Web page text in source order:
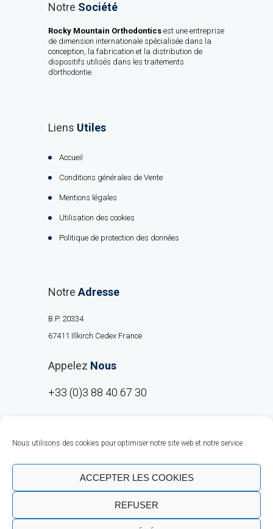
Nous utilisons des cookies pour optimiser notre site web et notre service.
ACCEPTER LES COOKIES
REFUSER
Notre Société
Rocky Mountain Orthodontics est une entreprise
de dimension internationale spécialisée dans la
conception, la fabrication et la distribution de
dispositifs utilisés dans les traitements
d’orthodontie.
Liens Utiles
Accueil
Conditions générales de Vente
Mentions légales
Utilisation des cookies
Politique de protection des données
Notre Adresse
B.P. 20334
67411 Illkirch Cedex France
Appelez Nous
+33 (0)3 88 40 67 30